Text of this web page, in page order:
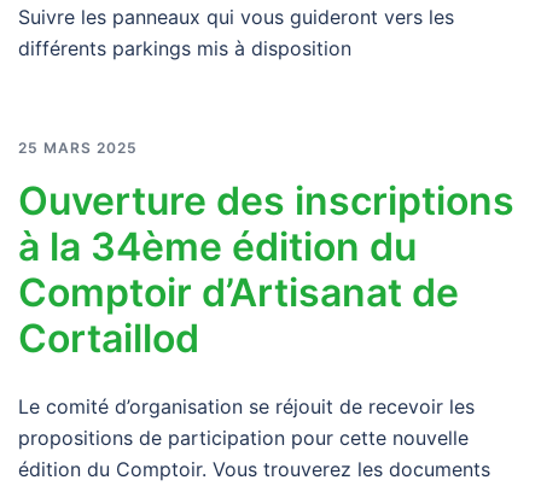
Suivre les panneaux qui vous guideront vers les
différents parkings mis à disposition
25 MARS 2025
Ouverture des inscriptions
à la 34ème édition du
Comptoir d’Artisanat de
Cortaillod
Le comité d’organisation se réjouit de recevoir les
propositions de participation pour cette nouvelle
édition du Comptoir. Vous trouverez les documents